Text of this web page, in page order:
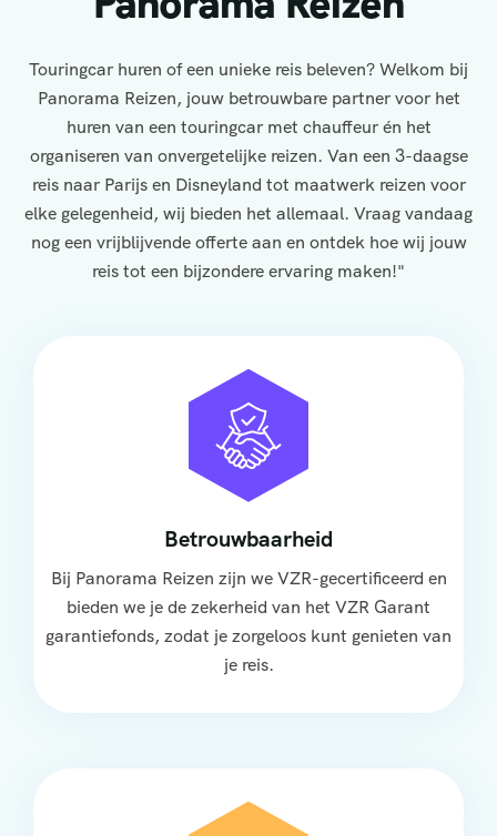
Touringcar huren of een unieke reis beleven? Welkom bij
Panorama Reizen, jouw betrouwbare partner voor het
huren van een touringcar met chauffeur én het
organiseren van onvergetelijke reizen. Van een 3-daagse
reis naar Parijs en Disneyland tot maatwerk reizen voor
elke gelegenheid, wij bieden het allemaal. Vraag vandaag
nog een vrijblijvende offerte aan en ontdek hoe wij jouw
reis tot een bijzondere ervaring maken!"
Betrouwbaarheid
Bij Panorama Reizen zijn we VZR-gecertificeerd en
bieden we je de zekerheid van het VZR Garant
garantiefonds, zodat je zorgeloos kunt genieten van
je reis.